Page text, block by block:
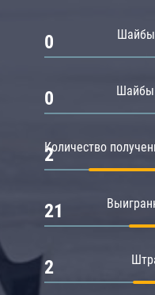
Шайбы
0
Шайбы
0
Количество
2
21
2